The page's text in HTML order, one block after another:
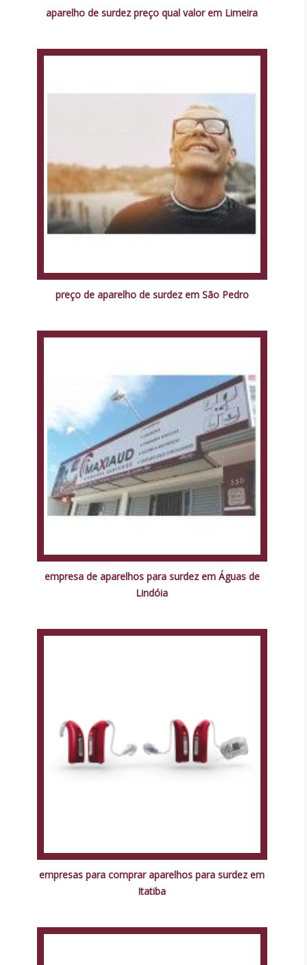
aparelho de surdez preço qual valor em Limeira
preço de aparelho de surdez em São Pedro
empresa de aparelhos para surdez em Águas de
Lindóia
empresas para comprar aparelhos para surdez em
Itatiba